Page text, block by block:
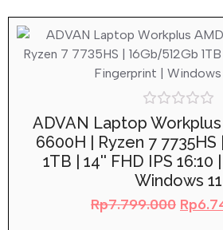
Rated
0
out
of
5
ADVAN Laptop
6600H | Ryzen 7 7735HS
1TB | 14'' FHD IPS
Windows 11
Rp7.799.000 Rp